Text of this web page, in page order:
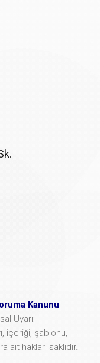
Kanunu
Uyarı;
içeriği, şablonu,
hakları saklıdır.